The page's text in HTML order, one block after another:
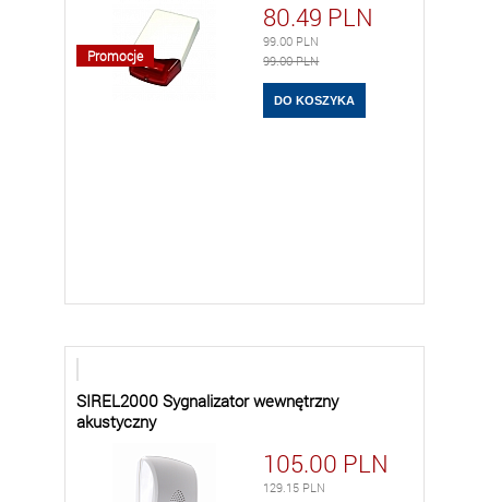
Promocje
80.49 PLN
99.00 PLN
99.00 PLN
SIREL2000 Sygnalizator wewnętrzny
akustyczny
105.00 PLN
129.15 PLN